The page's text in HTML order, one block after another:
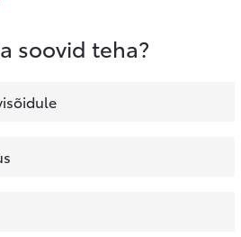
soovid teha?